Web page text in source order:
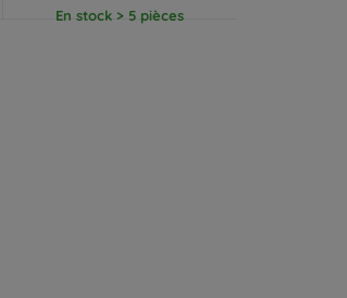
En stock > 5 pièces